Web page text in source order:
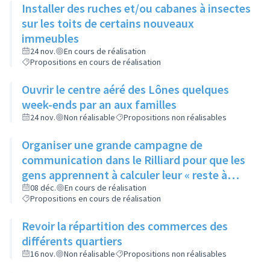
Installer des ruches et/ou cabanes à insectes
sur les toits de certains nouveaux
immeubles
24 nov.
En cours de réalisation
Propositions en cours de réalisation
Ouvrir le centre aéré des Lônes quelques
week-ends par an aux familles
24 nov. Non réalisable Propositions non réalisables
Organiser une grande campagne de
communication dans le Rilliard pour que les
gens apprennent à calculer leur « reste à
vivre »
08 déc.
En cours de réalisation
Propositions en cours de réalisation
Revoir la répartition des commerces des
différents quartiers
16 nov. Non réalisable Propositions non réalisables